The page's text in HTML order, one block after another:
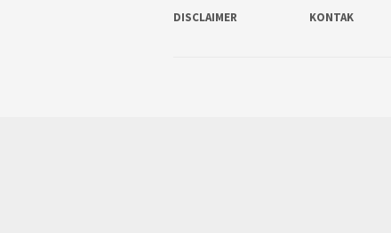
DISCLAIMER
KONTAK